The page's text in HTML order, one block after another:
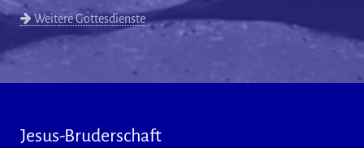
Weitere Gottesdienste
Jesus-Bruderschaft